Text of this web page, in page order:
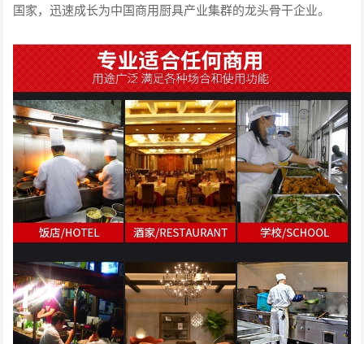
国家，迅速成长为中国商用厨具产业集群的龙头骨干企业。